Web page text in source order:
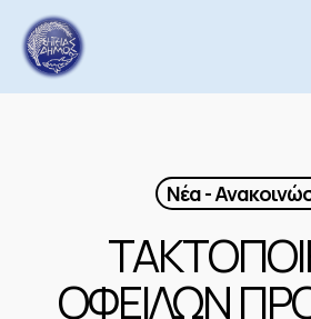
main
content
Νέα -
ΟΦΕΙΛΩΝ